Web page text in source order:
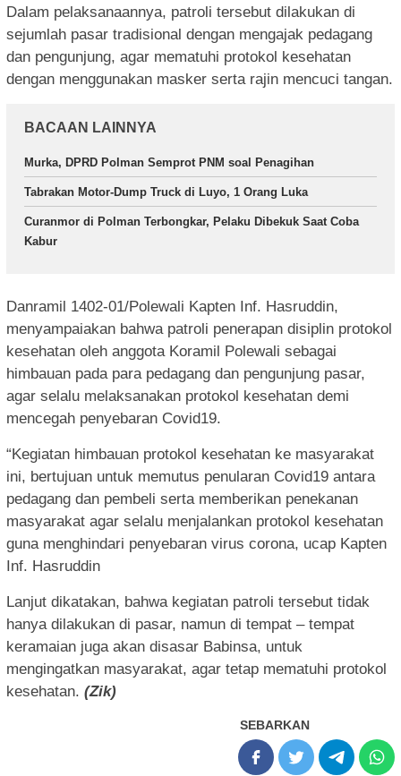
Dalam pelaksanaannya, patroli tersebut dilakukan di
sejumlah pasar tradisional dengan mengajak pedagang
dan pengunjung, agar mematuhi protokol kesehatan
dengan menggunakan masker serta rajin mencuci tangan.
BACAAN LAINNYA
Murka, DPRD Polman Semprot PNM soal Penagihan
Tabrakan Motor-Dump Truck di Luyo, 1 Orang Luka
Curanmor di Polman Terbongkar, Pelaku Dibekuk Saat Coba
Kabur
Danramil 1402-01/Polewali Kapten Inf. Hasruddin,
menyampaiakan bahwa patroli penerapan disiplin protokol
kesehatan oleh anggota Koramil Polewali sebagai
himbauan pada para pedagang dan pengunjung pasar,
agar selalu melaksanakan protokol kesehatan demi
mencegah penyebaran Covid19.
“Kegiatan himbauan protokol kesehatan ke masyarakat
ini, bertujuan untuk memutus penularan Covid19 antara
pedagang dan pembeli serta memberikan penekanan
masyarakat agar selalu menjalankan protokol kesehatan
guna menghindari penyebaran virus corona, ucap Kapten
Inf. Hasruddin
Lanjut dikatakan, bahwa kegiatan patroli tersebut tidak
hanya dilakukan di pasar, namun di tempat – tempat
keramaian juga akan disasar Babinsa, untuk
mengingatkan masyarakat, agar tetap mematuhi protokol
kesehatan. (Zik)
SEBARKAN